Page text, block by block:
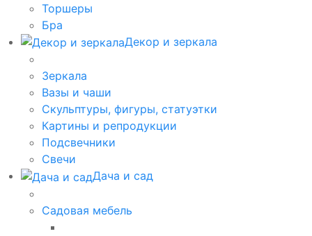
Торшеры
Бра
Декор и зеркала
Зеркала
Вазы и чаши
Скульптуры, фигуры, статуэтки
Картины и репродукции
Подсвечники
Свечи
Дача и сад
Садовая мебель